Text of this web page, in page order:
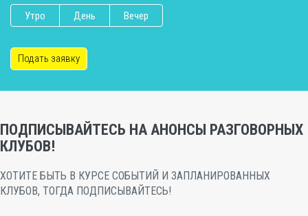
Утро День Вечер
Подать заявку
ПОДПИСЫВАЙТЕСЬ НА АНОНСЫ РАЗГОВОРНЫХ
КЛУБОВ!
ХОТИТЕ БЫТЬ В КУРСЕ СОБЫТИЙ И ЗАПЛАНИРОВАННЫХ
КЛУБОВ, ТОГДА ПОДПИСЫВАЙТЕСЬ!